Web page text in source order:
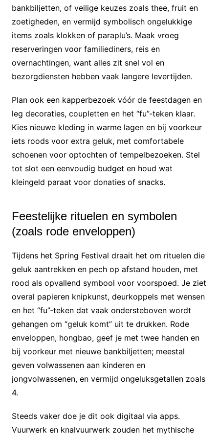
bankbiljetten, of veilige keuzes zoals thee, fruit en
zoetigheden, en vermijd symbolisch ongelukkige
items zoals klokken of paraplu’s. Maak vroeg
reserveringen voor familiediners, reis en
overnachtingen, want alles zit snel vol en
bezorgdiensten hebben vaak langere levertijden.
Plan ook een kapperbezoek vóór de feestdagen en
leg decoraties, coupletten en het “fu”-teken klaar.
Kies nieuwe kleding in warme lagen en bij voorkeur
iets roods voor extra geluk, met comfortabele
schoenen voor optochten of tempelbezoeken. Stel
tot slot een eenvoudig budget en houd wat
kleingeld paraat voor donaties of snacks.
Feestelijke rituelen en symbolen
(zoals rode enveloppen)
Tijdens het Spring Festival draait het om rituelen die
geluk aantrekken en pech op afstand houden, met
rood als opvallend symbool voor voorspoed. Je ziet
overal papieren knipkunst, deurkoppels met wensen
en het “fu”-teken dat vaak ondersteboven wordt
gehangen om “geluk komt” uit te drukken. Rode
enveloppen, hongbao, geef je met twee handen en
bij voorkeur met nieuwe bankbiljetten; meestal
geven volwassenen aan kinderen en
jongvolwassenen, en vermijd ongeluksgetallen zoals
4.
Steeds vaker doe je dit ook digitaal via apps.
Vuurwerk en knalvuurwerk zouden het mythische